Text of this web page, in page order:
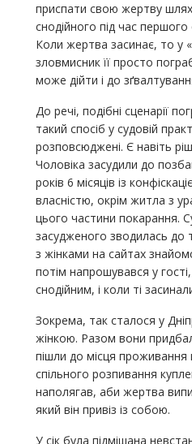
приспати свою жертву
снодійного під час
Коли жертва засинає, то у
зловмисник її просто
може дійти і до
До речі, подібні сценарії
такий спосіб у судовій
розповсюджені. Є навіть
Чоловіка засудили до
років 6 місяців із
власністю, окрім житла з
цього частини покарання.
засудженого зводилась до
з жінками на сайтах
потім напрошувався у
снодійним, і коли ті
Зокрема, так сталося у
жінкою. Разом вони
пішли до місця проживання
спільного розпивання
наполягав, аби жертва
який він привіз із собою.
У сік була підмішана